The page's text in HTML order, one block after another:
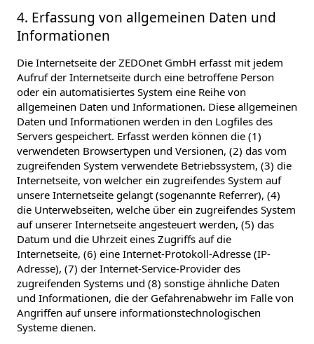
4. Erfassung von allgemeinen Daten und
Informationen
Die Internetseite der ZEDOnet GmbH erfasst mit jedem
Aufruf der Internetseite durch eine betroffene Person
oder ein automatisiertes System eine Reihe von
allgemeinen Daten und Informationen. Diese allgemeinen
Daten und Informationen werden in den Logfiles des
Servers gespeichert. Erfasst werden können die (1)
verwendeten Browsertypen und Versionen, (2) das vom
zugreifenden System verwendete Betriebssystem, (3) die
Internetseite, von welcher ein zugreifendes System auf
unsere Internetseite gelangt (sogenannte Referrer), (4)
die Unterwebseiten, welche über ein zugreifendes System
auf unserer Internetseite angesteuert werden, (5) das
Datum und die Uhrzeit eines Zugriffs auf die
Internetseite, (6) eine Internet-Protokoll-Adresse (IP-
Adresse), (7) der Internet-Service-Provider des
zugreifenden Systems und (8) sonstige ähnliche Daten
und Informationen, die der Gefahrenabwehr im Falle von
Angriffen auf unsere informationstechnologischen
Systeme dienen.